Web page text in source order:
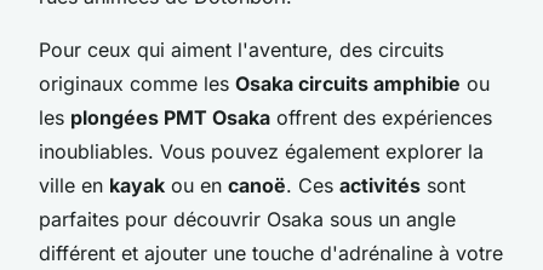
Pour ceux qui aiment l'aventure, des circuits
originaux comme les Osaka circuits amphibie ou
les plongées PMT Osaka offrent des expériences
inoubliables. Vous pouvez également explorer la
ville en kayak ou en canoë. Ces activités sont
parfaites pour découvrir Osaka sous un angle
différent et ajouter une touche d'adrénaline à votre